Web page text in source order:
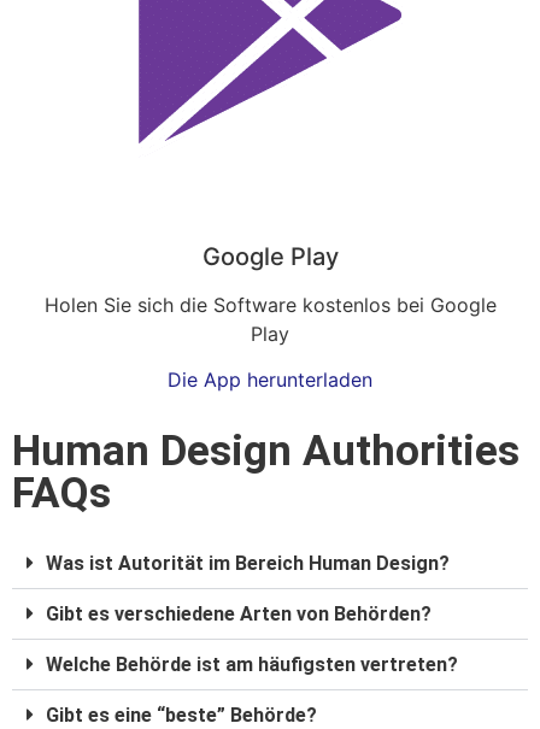
Google Play
Holen Sie sich die Software kostenlos bei Google
Play
Die App herunterladen
Human Design Authorities
FAQs
Was ist Autorität im Bereich Human Design?
Gibt es verschiedene Arten von Behörden?
Welche Behörde ist am häufigsten vertreten?
Gibt es eine “beste” Behörde?